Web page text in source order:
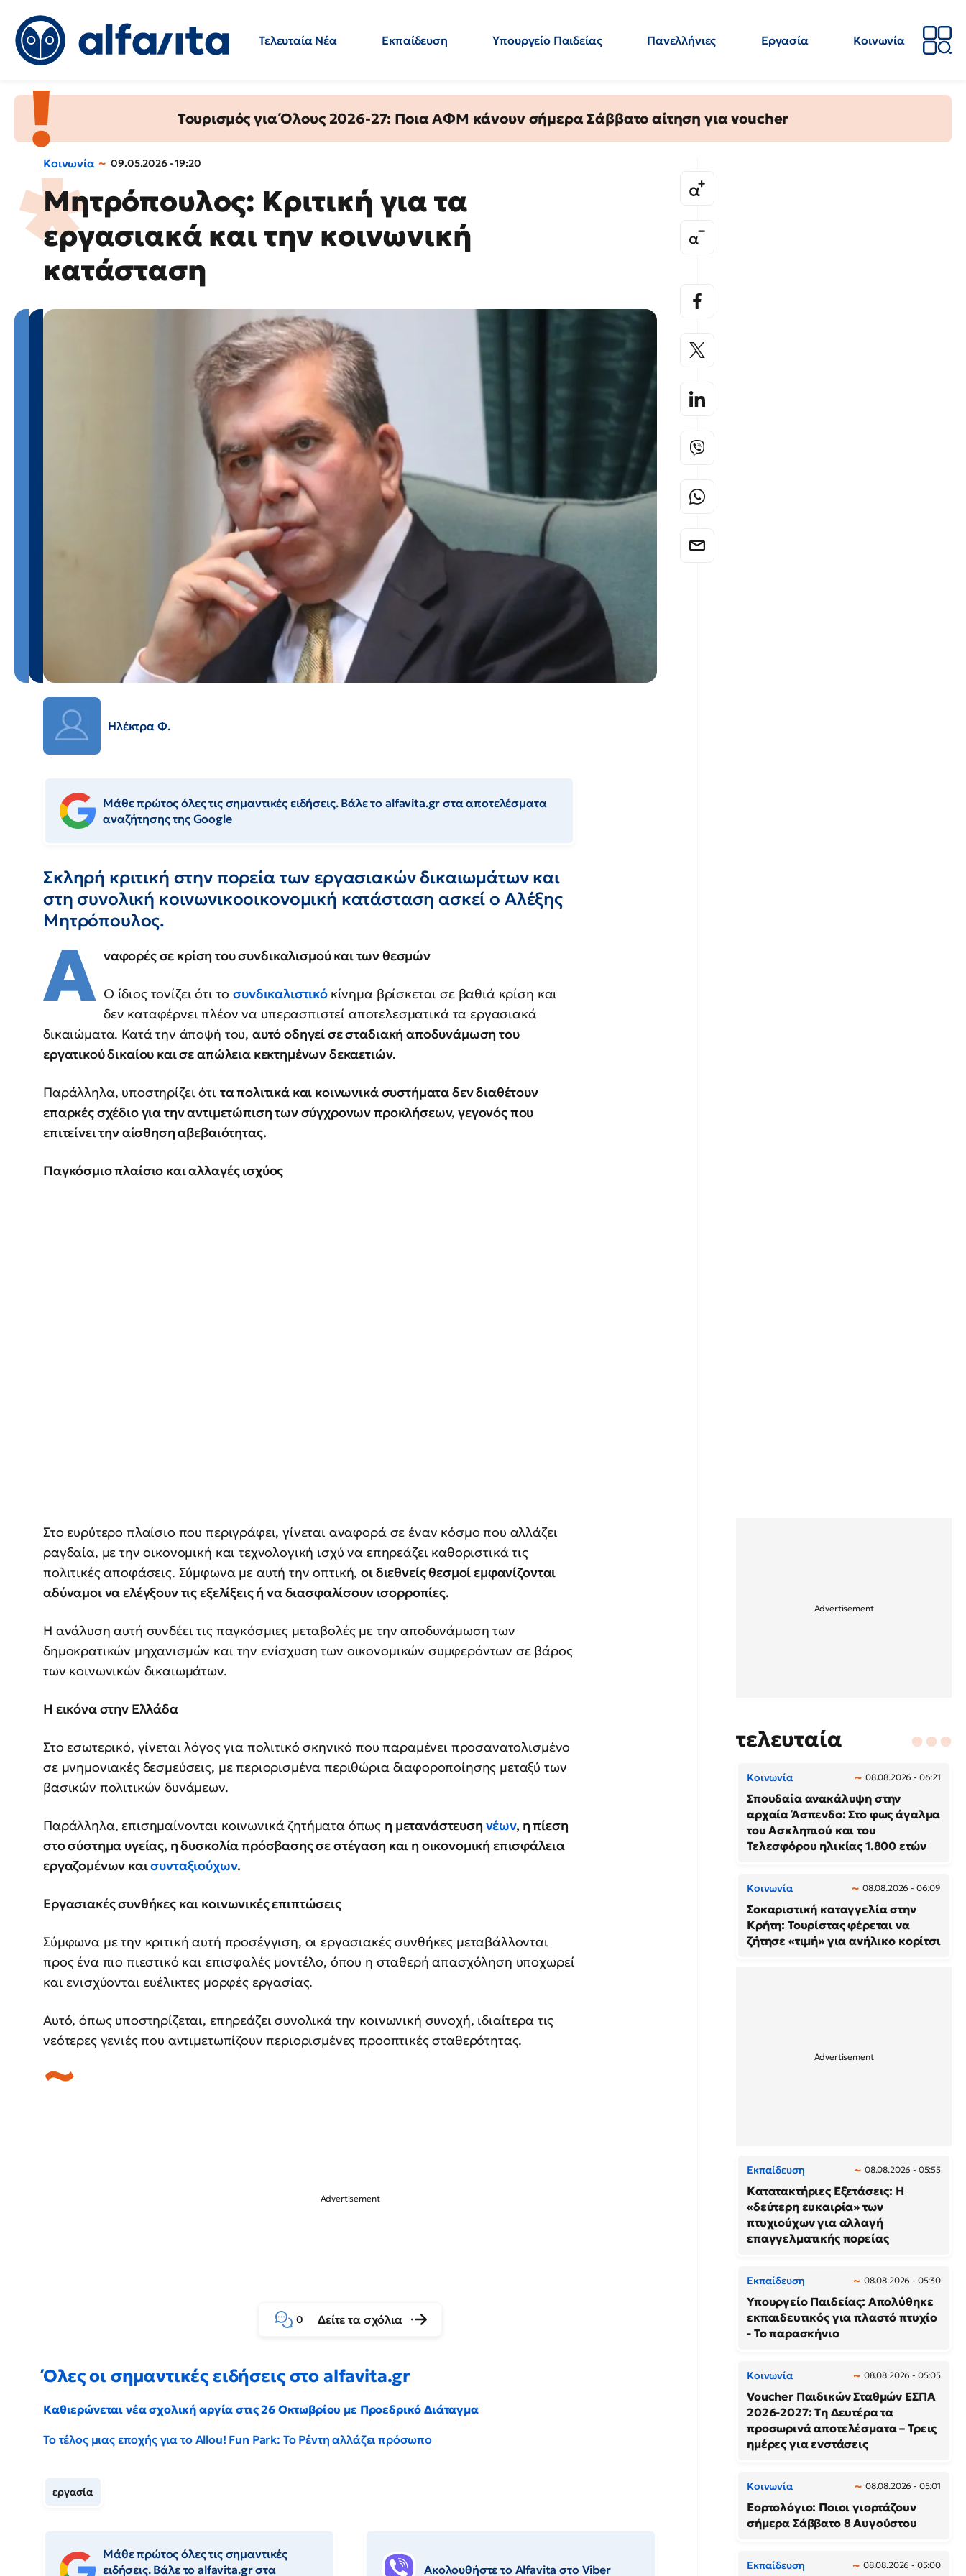
Τελευταία Νέα Εκπαίδευση Υπουργείο Παιδείας Πανελλήνιες Εργασία
Κοινωνία
Τουρισμός για Όλους 2026-27: Ποια ΑΦΜ κάνουν σήμερα Σάββατο αίτηση για voucher
Κοινωνία 09.05.2026 - 19:20
Μητρόπουλος: Κριτική για τα
εργασιακά και την κοινωνική
κατάσταση
Ηλέκτρα Φ.
Μάθε πρώτος όλες τις σημαντικές ειδήσεις. Βάλε το alfavita.gr στα αποτελέσματα
αναζήτησης της Google
Σκληρή κριτική στην πορεία των εργασιακών δικαιωμάτων και
στη συνολική κοινωνικοοικονομική κατάσταση ασκεί ο Αλέξης
Μητρόπουλος.
Α ναφορές σε κρίση του συνδικαλισμού και των θεσμών
Ο ίδιος τονίζει ότι τοσυνδικαλιστικό κίνημα βρίσκεται σε βαθιά κρίση και
δεν καταφέρνει πλέον να υπερασπιστεί αποτελεσματικά τα εργασιακά
δικαιώματα. Κατά την άποψή του, αυτό οδηγεί σε σταδιακή αποδυνάμωση του
εργατικού δικαίου και σε απώλεια κεκτημένων δεκαετιών.
Παράλληλα, υποστηρίζει ότι τα πολιτικά και κοινωνικά συστήματα δεν διαθέτουν
επαρκές σχέδιο για την αντιμετώπιση των σύγχρονων προκλήσεων, γεγονός που
επιτείνει την αίσθηση αβεβαιότητας.
Παγκόσμιο πλαίσιο και αλλαγές ισχύος
Στο ευρύτερο πλαίσιο που περιγράφει, γίνεται αναφορά σε έναν κόσμο που αλλάζει
ραγδαία, με την οικονομική και τεχνολογική ισχύ να επηρεάζει καθοριστικά τις
πολιτικές αποφάσεις. Σύμφωνα με αυτή την οπτική,οι διεθνείς θεσμοί εμφανίζονται
αδύναμοι να ελέγξουν τις εξελίξεις ή να διασφαλίσουν ισορροπίες.
Η ανάλυση αυτή συνδέει τις παγκόσμιες μεταβολές με την αποδυνάμωση των
δημοκρατικών μηχανισμών και την ενίσχυση των οικονομικών συμφερόντων σε βάρος
των κοινωνικών δικαιωμάτων.
Η εικόνα στην Ελλάδα
Στο εσωτερικό, γίνεται λόγος για πολιτικό σκηνικό που παραμένει προσανατολισμένο
σε μνημονιακές δεσμεύσεις, με περιορισμένα περιθώρια διαφοροποίησης μεταξύ των
βασικών πολιτικών δυνάμεων.
Παράλληλα, επισημαίνονται κοινωνικά ζητήματα όπως η μετανάστευση νέων, η πίεση
στο σύστημα υγείας, η δυσκολία πρόσβασης σε στέγαση και η οικονομική επισφάλεια
εργαζομένων καισυνταξιούχων.
Εργασιακές συνθήκες και κοινωνικές επιπτώσεις
Σύμφωνα με την κριτική αυτή προσέγγιση, οι εργασιακές συνθήκες μεταβάλλονται
προς ένα πιο πιεστικό και επισφαλές μοντέλο, όπου η σταθερή απασχόληση υποχωρεί
και ενισχύονται ευέλικτες μορφές εργασίας.
Αυτό, όπως υποστηρίζεται, επηρεάζει συνολικά την κοινωνική συνοχή, ιδιαίτερα τις
νεότερες γενιές που αντιμετωπίζουν περιορισμένες προοπτικές σταθερότητας.
0 Δείτε τα σχόλια
Όλες οι σημαντικές ειδήσεις στο alfavita.gr
Καθιερώνεται νέα σχολική αργία στις 26 Οκτωβρίου με Προεδρικό Διάταγμα
Το τέλος μιας εποχής για το Allou! Fun Park: Το Ρέντη αλλάζει πρόσωπο
εργασία
Μάθε πρώτος όλες τις σημαντικές
ειδήσεις. Βάλε το alfavita.gr στα
Ακολουθήστε το Αlfavita στο Viber
τελευταία
Κοινωνία 08.08.2026 - 06:21
Σπουδαία ανακάλυψη στην
αρχαία Άσπενδο: Στο φως άγαλμα
του Ασκληπιού και του
Τελεσφόρου ηλικίας 1.800 ετών
Κοινωνία 08.08.2026 - 06:09
Σοκαριστική καταγγελία στην
Κρήτη: Τουρίστας φέρεται να
ζήτησε «τιμή» για ανήλικο κορίτσι
Εκπαίδευση 08.08.2026 - 05:55
Κατατακτήριες Εξετάσεις: Η
«δεύτερη ευκαιρία» των
πτυχιούχων για αλλαγή
επαγγελματικής πορείας
Εκπαίδευση 08.08.2026 - 05:30
Υπουργείο Παιδείας: Απολύθηκε
εκπαιδευτικός για πλαστό πτυχίο
- Το παρασκήνιο
Κοινωνία 08.08.2026 - 05:05
Voucher Παιδικών Σταθμών ΕΣΠΑ
2026-2027: Τη Δευτέρα τα
προσωρινά αποτελέσματα – Τρεις
ημέρες για ενστάσεις
Κοινωνία 08.08.2026 - 05:01
Εορτολόγιο: Ποιοι γιορτάζουν
σήμερα Σάββατο 8 Αυγούστου
Εκπαίδευση 08.08.2026 - 05:00